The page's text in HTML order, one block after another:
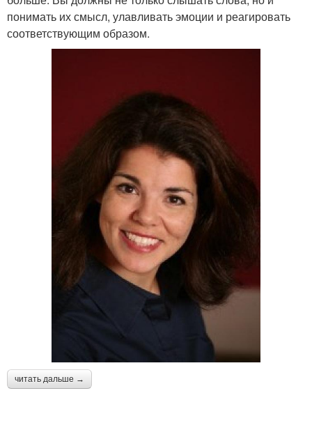
понимать их смысл, улавливать эмоции и реагировать
соответствующим образом.
читать дальше →